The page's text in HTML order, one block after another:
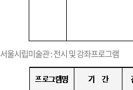
서울시립미술관 : 전시 및 강좌프로그램